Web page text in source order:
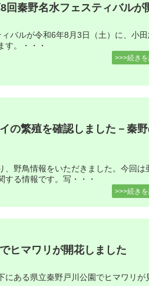
回秦野名水フェスティバルが
バルが令和6年8月3日（土）に、小田
す。・・・
>>>続き
の繁殖を確認しました－秦
、野鳥情報をいただきました。今回は
する情報です。写・・・
>>>続き
ヒマワリが開花しました
にある県立秦野戸川公園でヒマワリが